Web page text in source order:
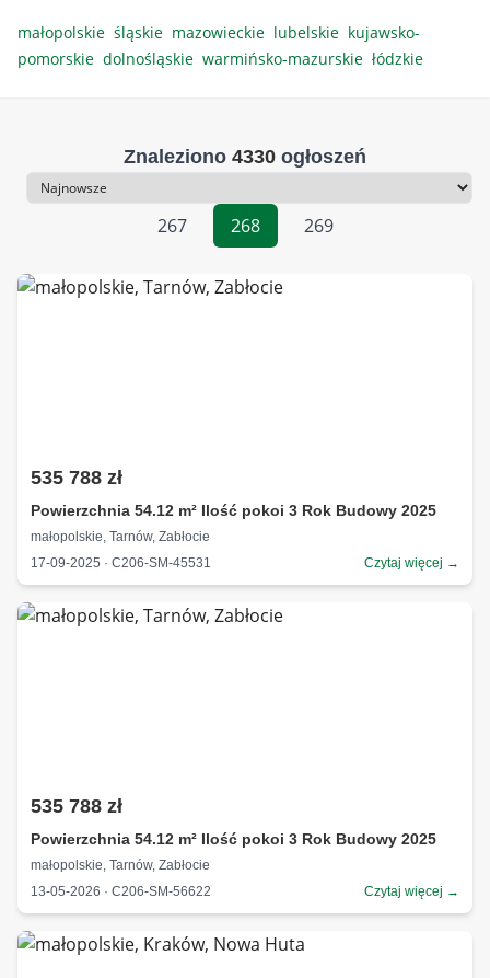
małopolskie śląskie mazowieckie lubelskie kujawsko-
pomorskie dolnośląskie warmińsko-mazurskie łódzkie
Znaleziono 4330 ogłoszeń
Sortowanie
267
268 269
535 788 zł
Powierzchnia 54.12 m² Ilość pokoi 3 Rok Budowy 2025
małopolskie, Tarnów, Zabłocie
17-09-2025 · C206-SM-45531
Czytaj więcej →
535 788 zł
Powierzchnia 54.12 m² Ilość pokoi 3 Rok Budowy 2025
małopolskie, Tarnów, Zabłocie
13-05-2026 · C206-SM-56622
Czytaj więcej →